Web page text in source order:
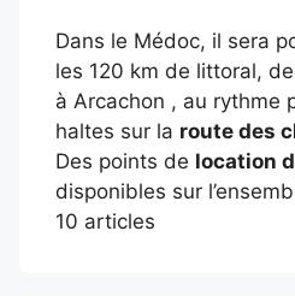
Dans le Médoc, il sera
les 120 km de littoral,
à Arcachon , au rythme
haltes sur la route des
Des points de location
disponibles sur
10 articles